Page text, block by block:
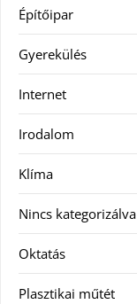
Építőipar
Gyerekülés
Internet
Irodalom
Klíma
Nincs kategorizálva
Oktatás
Plasztikai műtét